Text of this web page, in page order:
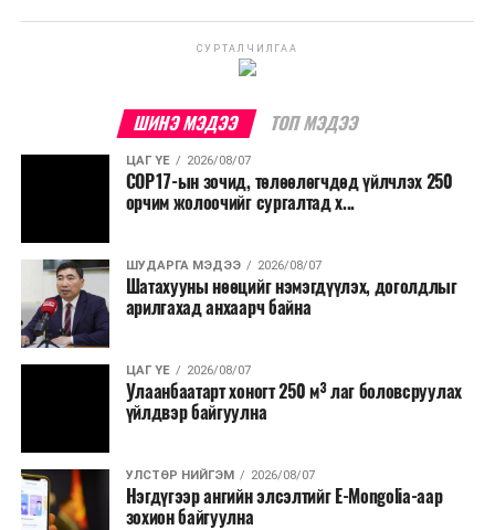
СУРТАЛЧИЛГАА
ШИНЭ МЭДЭЭ ТОП МЭДЭЭ
ЦАГ ҮЕ 2026/08/07
COP17-ын зочид, төлөөлөгчдөд үйлчлэх 250
орчим жолоочийг сургалтад х...
ШУДАРГА МЭДЭЭ 2026/08/07
Шатахууны нөөцийг нэмэгдүүлэх, доголдлыг
арилгахад анхаарч байна
ЦАГ ҮЕ 2026/08/07
Улаанбаатарт хоногт 250 м³ лаг боловсруулах
үйлдвэр байгуулна
УЛСТӨР НИЙГЭМ 2026/08/07
Нэгдүгээр ангийн элсэлтийг E-Mongolia-аар
зохион байгуулна